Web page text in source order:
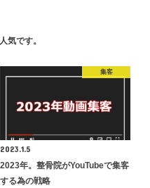
気です。
集客
2023.1.5
2023年。整骨院がYouTubeで集客
する為の戦略